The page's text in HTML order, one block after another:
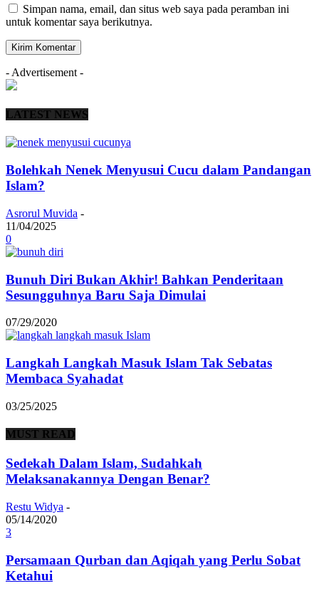
Simpan nama, email, dan situs web saya pada peramban ini
untuk komentar saya berikutnya.
- Advertisement -
LATEST NEWS
Bolehkah Nenek Menyusui Cucu dalam Pandangan
Islam?
Asrorul Muvida -
11/04/2025
0
Bunuh Diri Bukan Akhir! Bahkan Penderitaan
Sesungguhnya Baru Saja Dimulai
07/29/2020
Langkah Langkah Masuk Islam Tak Sebatas
Membaca Syahadat
03/25/2025
MUST READ
Sedekah Dalam Islam, Sudahkah
Melaksanakannya Dengan Benar?
Restu Widya -
05/14/2020
3
Persamaan Qurban dan Aqiqah yang Perlu Sobat
Ketahui